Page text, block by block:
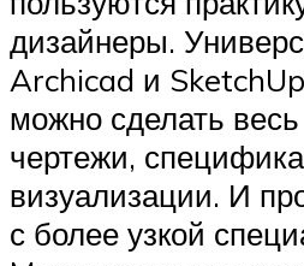
дизайнеры.
Archicad и
можно сделать весь
чертежи,
визуализации. И
с более узкой